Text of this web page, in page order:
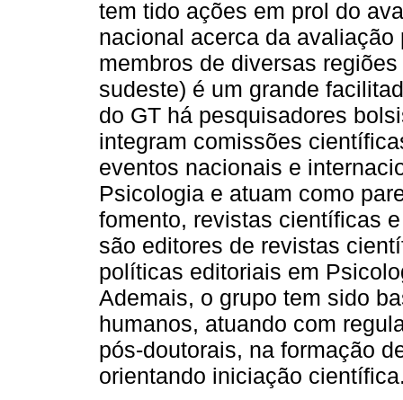
tem tido ações em prol do
nacional acerca da
membros de diversas
sudeste) é um grande
do GT há pesquisadores
integram comissões
eventos nacionais e
Psicologia e atuam como
fomento, revistas científicas
são editores de revistas
políticas editoriais em
Ademais, o grupo tem sido
humanos, atuando com
pós-doutorais, na formação
orientando iniciação